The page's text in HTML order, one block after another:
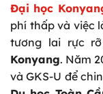
Đại học
phí thấp và việc
tương lai rực
Konyang. Năm
và GKS-U để